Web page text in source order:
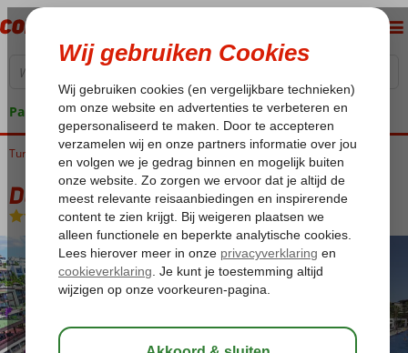
Pakketgarantie
Home
Turkije Egeische kust Bodrum Yalikavak Delta Beach
Delta Beach
All Inclusive-Hotel